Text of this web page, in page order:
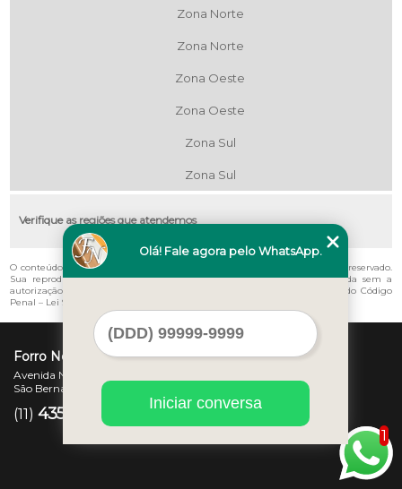
Zona Norte
Zona Norte
Zona Oeste
Zona Oeste
Zona Sul
Zona Sul
Verifique as regiões que atendemos
O conteúdo do texto "
" é de direito reservado.
Sua reprodução, parcial ou total, mesmo citando nossos links, é proibida sem a
autorização do autor. Crime de violação de direito autoral – artigo 184 do Código
Penal – Lei 9610/98 - Lei de direitos autorais
Forro Novo
Avenida Newton Monteiro de Andrade, 45 - Centro
São Bernardo do Campo - SP - CEP: 09725-370
(11) 4357-3007 97207-7347
1
Olá! Fale agora pelo WhatsApp.
Iniciar conversa